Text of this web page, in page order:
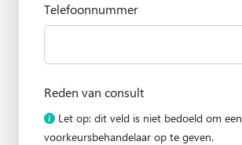
Telefoonnummer
Reden van consult
Let op: dit veld is niet bedoeld om een
voorkeursbehandelaar op te geven.